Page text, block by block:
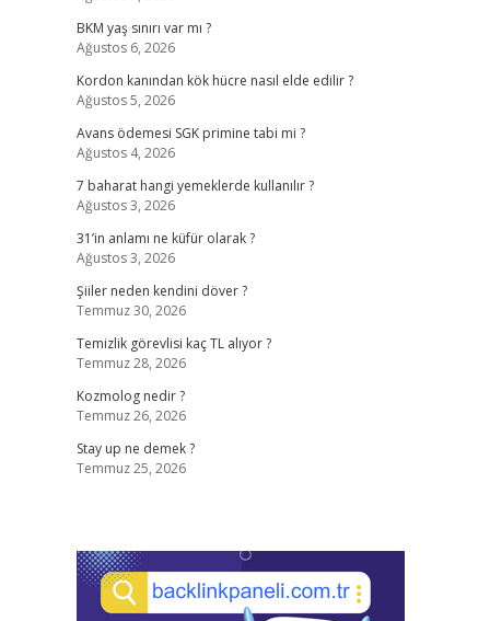
BKM yaş sınırı var mı ?
Ağustos 6, 2026
Kordon kanından kök hücre nasıl elde edilir ?
Ağustos 5, 2026
Avans ödemesi SGK primine tabi mi ?
Ağustos 4, 2026
7 baharat hangi yemeklerde kullanılır ?
Ağustos 3, 2026
31’in anlamı ne küfür olarak ?
Ağustos 3, 2026
Şiiler neden kendini döver ?
Temmuz 30, 2026
Temizlik görevlisi kaç TL alıyor ?
Temmuz 28, 2026
Kozmolog nedir ?
Temmuz 26, 2026
Stay up ne demek ?
Temmuz 25, 2026